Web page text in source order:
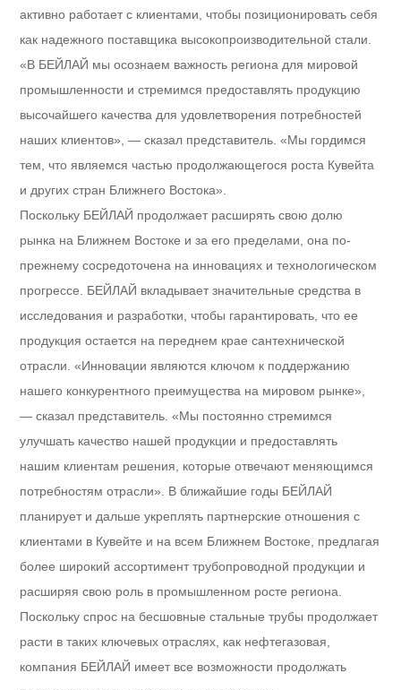
активно работает с клиентами, чтобы позиционировать себя
как надежного поставщика высокопроизводительной стали.
«В БЕЙЛАЙ мы осознаем важность региона для мировой
промышленности и стремимся предоставлять продукцию
высочайшего качества для удовлетворения потребностей
наших клиентов», — сказал представитель. «Мы гордимся
тем, что являемся частью продолжающегося роста Кувейта
и других стран Ближнего Востока».
Поскольку БЕЙЛАЙ продолжает расширять свою долю
рынка на Ближнем Востоке и за его пределами, она по-
прежнему сосредоточена на инновациях и технологическом
прогрессе. БЕЙЛАЙ вкладывает значительные средства в
исследования и разработки, чтобы гарантировать, что ее
продукция остается на переднем крае сантехнической
отрасли. «Инновации являются ключом к поддержанию
нашего конкурентного преимущества на мировом рынке»,
— сказал представитель. «Мы постоянно стремимся
улучшать качество нашей продукции и предоставлять
нашим клиентам решения, которые отвечают меняющимся
потребностям отрасли». В ближайшие годы БЕЙЛАЙ
планирует и дальше укреплять партнерские отношения с
клиентами в Кувейте и на всем Ближнем Востоке, предлагая
более широкий ассортимент трубопроводной продукции и
расширяя свою роль в промышленном росте региона.
Поскольку спрос на бесшовные стальные трубы продолжает
расти в таких ключевых отраслях, как нефтегазовая,
компания БЕЙЛАЙ имеет все возможности продолжать